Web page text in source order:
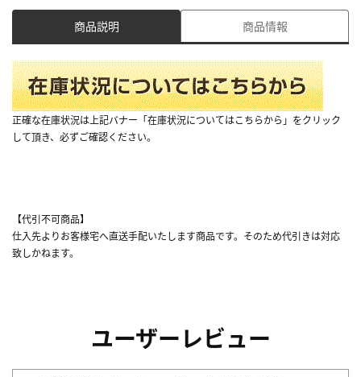
商品説明 商品情報
正確な在庫状況は上記バナー「在庫状況についてはこちらから」をクリック
して頂き、必ずご確認ください。
【代引不可商品】
仕入先よりお客様宅へ直送手配いたします商品です。そのため代引きは対応
致しかねます。
ユーザーレビュー